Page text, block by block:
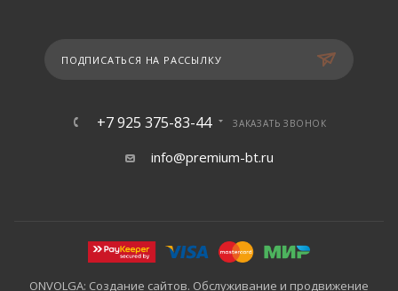
ПОДПИСАТЬСЯ НА РАССЫЛКУ
+7 925 375-83-44 ЗАКАЗАТЬ ЗВОНОК
info@premium-bt.ru
ONVOLGA: Создание сайтов. Обслуживание и продвижение